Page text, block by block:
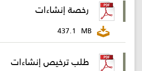
رخصة إنشاءات
437.1 MB
طلب ترخيص إنشاءات